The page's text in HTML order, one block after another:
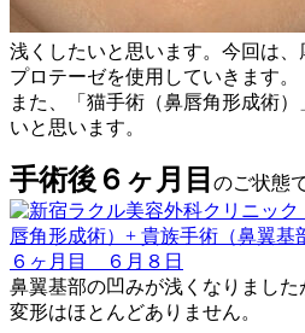
浅くしたいと思います。今回は
プロテーゼを使用していきます。
また、「猫手術（鼻唇角形成術
いと思います。
手術後６ヶ月目 のご状態
鼻翼基部の凹みが浅くなりまし
変形はほとんどありません。